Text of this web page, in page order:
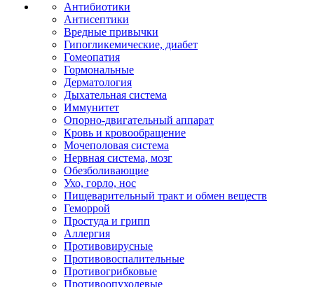
Антибиотики
Антисептики
Вредные привычки
Гипогликемические, диабет
Гомеопатия
Гормональные
Дерматология
Дыхательная система
Иммунитет
Опорно-двигательный аппарат
Кровь и кровообращение
Мочеполовая система
Нервная система, мозг
Обезболивающие
Ухо, горло, нос
Пищеварительный тракт и обмен веществ
Геморрой
Простуда и грипп
Аллергия
Противовирусные
Противовоспалительные
Противогрибковые
Противоопухолевые